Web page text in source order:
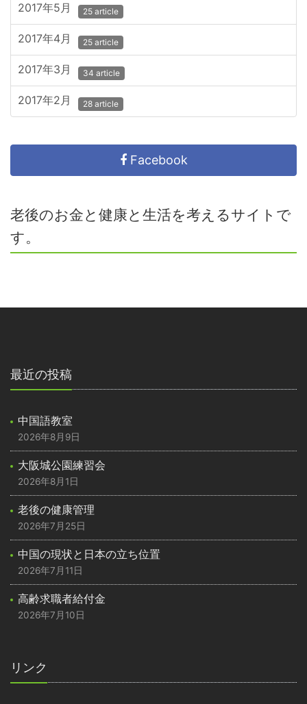
2017年5月 25 article
2017年4月 25 article
2017年3月 34 article
2017年2月 28 article
Facebook
老後のお金と健康と生活を考えるサイトで
す。
最近の投稿
中国語教室
2026年8月9日
大阪城公園練習会
2026年8月1日
老後の健康管理
2026年7月25日
中国の現状と日本の立ち位置
2026年7月11日
高齢求職者給付金
2026年7月10日
リンク